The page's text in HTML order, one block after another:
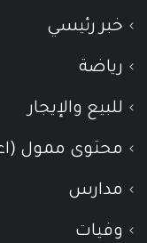
خبر رئيسي
رياضة
للبيع والإيجار
محتوى ممول
مدارس
وفيات